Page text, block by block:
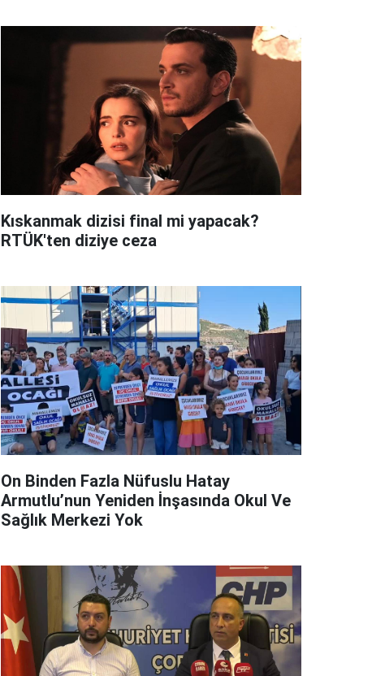
Kıskanmak dizisi final mi yapacak?
RTÜK'ten diziye ceza
On Binden Fazla Nüfuslu Hatay
Armutlu’nun Yeniden İnşasında Okul Ve
Sağlık Merkezi Yok